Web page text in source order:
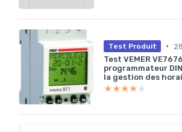
Test Produit •
Test VEMER
programmateur
la gestion des
★★★★★
★★★★★